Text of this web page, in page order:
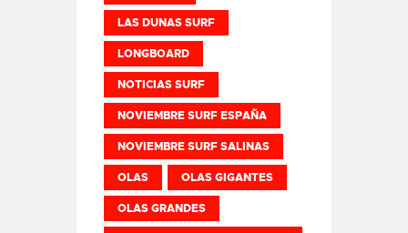
LAS DUNAS SURF
LONGBOARD
NOTICIAS SURF
NOVIEMBRE SURF ESPAÑA
NOVIEMBRE SURF SALINAS
OLAS OLAS GIGANTES
OLAS GRANDES